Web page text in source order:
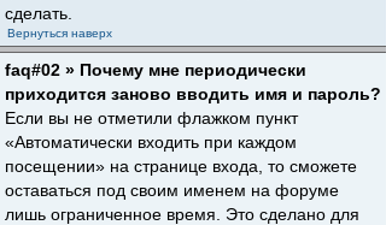
сделать.
Вернуться наверх
faq#02 » Почему мне периодически
приходится заново вводить имя и пароль?
Если вы не отметили флажком пункт
«Автоматически входить при каждом
посещении» на странице входа, то сможете
оставаться под своим именем на форуме
лишь ограниченное время. Это сделано для